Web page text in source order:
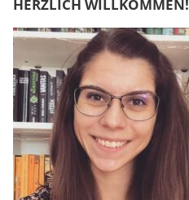
HERZLICH WILLKOMMEN!